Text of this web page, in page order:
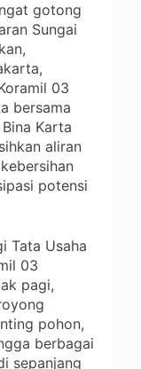
gotong
Sungai
03
bersama
Karta
aliran
potensi
Tata Usaha
03
pagi,
pohon,
berbagai
sepanjang